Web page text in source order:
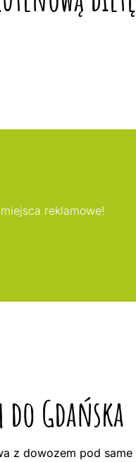
reklamowe!
Gdańska
z dowozem pod same